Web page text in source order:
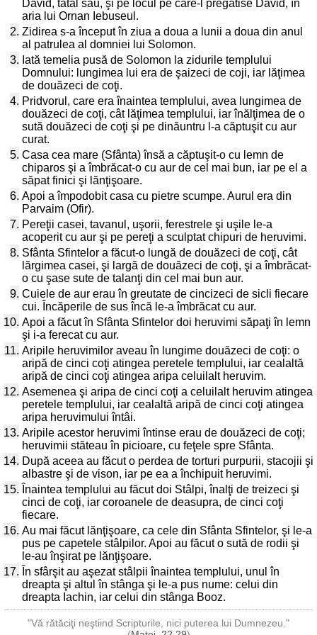
David, tatăl său, şi pe locul pe care-l pregătise David, în
aria lui Ornan Iebuseul.
2. Zidirea s-a început în ziua a doua a lunii a doua din anul
al patrulea al domniei lui Solomon.
3. Iată temelia pusă de Solomon la zidurile templului
Domnului: lungimea lui era de şaizeci de coji, iar lăţimea
de douăzeci de coţi.
4. Pridvorul, care era înaintea templului, avea lungimea de
douăzeci de coţi, cât lăţimea templului, iar înălţimea de o
sută douăzeci de coţi şi pe dinăuntru l-a căptuşit cu aur
curat.
5. Casa cea mare (Sfânta) însă a căptuşit-o cu lemn de
chiparos şi a îmbrăcat-o cu aur de cel mai bun, iar pe el a
săpat finici şi lănţişoare.
6. Apoi a împodobit casa cu pietre scumpe. Aurul era din
Parvaim (Ofir).
7. Pereţii casei, tavanul, uşorii, ferestrele şi uşile le-a
acoperit cu aur şi pe pereţi a sculptat chipuri de heruvimi.
8. Sfânta Sfintelor a făcut-o lungă de douăzeci de coţi, cât
lărgimea casei, şi largă de douăzeci de coţi, şi a îmbrăcat-
o cu şase sute de talanţi din cel mai bun aur.
9. Cuiele de aur erau în greutate de cincizeci de sicli fiecare
cui. Încăperile de sus încă le-a îmbrăcat cu aur.
10. Apoi a făcut în Sfânta Sfintelor doi heruvimi săpaţi în lemn
şi i-a ferecat cu aur.
11. Aripile heruvimilor aveau în lungime douăzeci de coţi: o
aripă de cinci coţi atingea peretele templului, iar cealaltă
aripă de cinci coţi atingea aripa celuilalt heruvim.
12. Asemenea şi aripa de cinci coţi a celuilalt heruvim atingea
peretele templului, iar cealaltă aripă de cinci coţi atingea
aripa heruvimului întâi.
13. Aripile acestor heruvimi întinse erau de douăzeci de coţi;
heruvimii stăteau în picioare, cu feţele spre Sfânta.
14. După aceea au făcut o perdea de torturi purpurii, stacojii şi
albastre şi de vison, iar pe ea a închipuit heruvimi.
15. Înaintea templului au făcut doi Stâlpi, înalţi de treizeci şi
cinci de coţi, iar coroanele de deasupra, de cinci coţi
fiecare.
16. Au mai făcut lănţişoare, ca cele din Sfânta Sfintelor, şi le-a
pus pe capetele stâlpilor. Apoi au făcut o sută de rodii şi
le-au înşirat pe lănţişoare.
17. În sfârşit au aşezat stâlpii înaintea templului, unul în
dreapta şi altul în stânga şi le-a pus nume: celui din
dreapta Iachin, iar celui din stânga Booz.
"Vă rătăciţi neştiind Scripturile, nici puterea lui Dumnezeu."